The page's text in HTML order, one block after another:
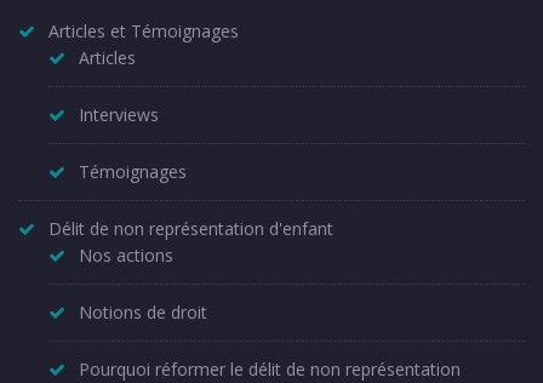
Articles et Témoignages
Articles
Interviews
Témoignages
Délit de non représentation d'enfant
Nos actions
Notions de droit
Pourquoi réformer le délit de non représentation